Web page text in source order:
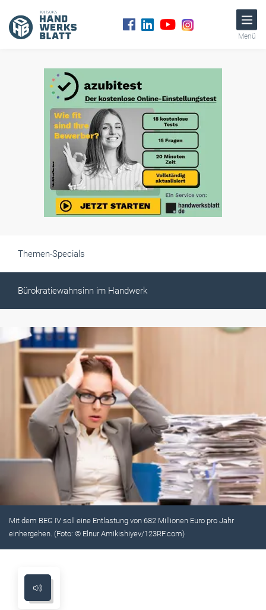
Menü
Themen-Specials
Bürokratiewahnsinn im Handwerk
Mit dem BEG IV soll eine Entlastung von 682 Millionen Euro pro Jahr
einhergehen. (Foto: © Elnur Amikishiyev/123RF.com)